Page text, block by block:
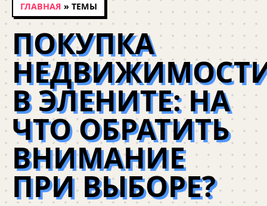
ГЛАВНАЯ » ТЕМЫ
ПОКУПКА
В ЭЛЕНИТЕ: НА
ЧТО ОБРАТИТЬ
ВНИМАНИЕ
ПРИ ВЫБОРЕ?